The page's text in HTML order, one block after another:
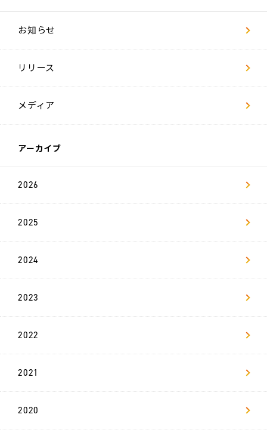
数
で
る
ヴ
キ
リ
ア
用
採
用
リ
ヴ
マ
ガ
お知らせ
リリース
メディア
アーカイブ
2026
2025
2024
2023
2022
2021
2020